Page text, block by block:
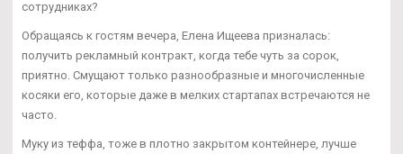
сотрудниках?
Обращаясь к гостям вечера, Елена Ищеева призналась:
получить рекламный контракт, когда тебе чуть за сорок,
приятно. Смущают только разнообразные и многочисленные
косяки его, которые даже в мелких стартапах встречаются не
часто.
Муку из теффа, тоже в плотно закрытом контейнере, лучше